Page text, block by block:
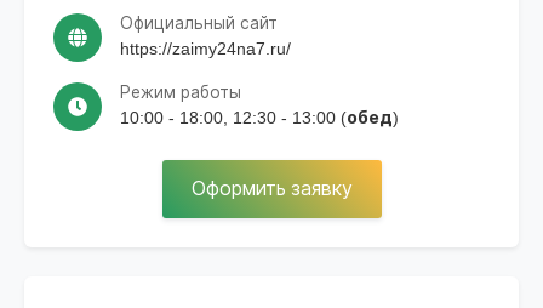
Официальный сайт
https://zaimy24na7.ru/
Режим работы
10:00 - 18:00, 12:30 - 13:00 (обед)
Оформить заявку